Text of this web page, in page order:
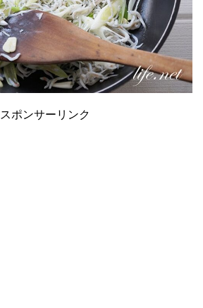
スポンサーリンク